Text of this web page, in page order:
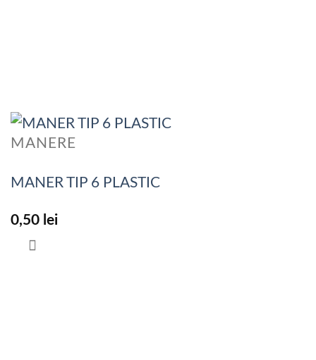
MANERE
MANER TIP 6 PLASTIC
0,50 lei